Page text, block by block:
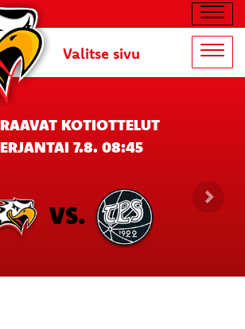
Valitse sivu
KOTIOTTELUT
7.8. 08:45
VS.